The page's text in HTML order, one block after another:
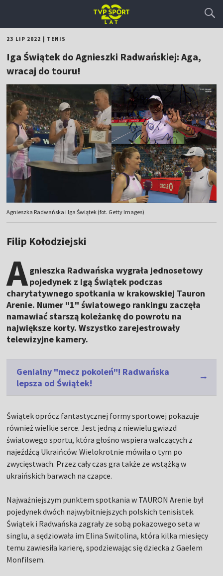
23 LIP 2022 TENIS
Iga Świątek do Agnieszki Radwańskiej: Aga,
wracaj do touru!
Agnieszka Radwańska i Iga Świątek (fot. Getty Images)
Filip Kołodziejski
Agnieszka Radwańska wygrała jednosetowy
pojedynek z Igą Świątek podczas
charytatywnego spotkania w krakowskiej Tauron
Arenie. Numer "1" światowego rankingu zaczęła
namawiać starszą koleżankę do powrotu na
największe korty. Wszystko zarejestrowały
telewizyjne kamery.
Genialny "mecz pokoleń"! Radwańska
lepsza od Świątek!
Świątek oprócz fantastycznej formy sportowej pokazuje
również wielkie serce. Jest jedną z niewielu gwiazd
światowego sportu, która głośno wspiera walczących z
najeźdźcą Ukraińców. Wielokrotnie mówiła o tym po
zwycięstwach. Przez cały czas gra także ze wstążką w
ukraińskich barwach na czapce.
Najważniejszym punktem spotkania w TAURON Arenie był
pojedynek dwóch najwybitniejszych polskich tenisistek.
Świątek i Radwańska zagrały ze sobą pokazowego seta w
singlu, a sędziowała im Elina Switolina, która kilka miesięcy
temu zawiesiła karierę, spodziewając się dziecka z Gaelem
Monfilsem.